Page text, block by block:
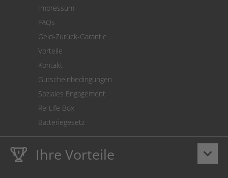
Cookie Einstellungen
Impressum
FAQs
Geld-Zurück-Garantie
Vorteile
Kontakt
Gutscheinbedingungen
Soziales Engagement
Re-Life Box
Batteriegesetz
keyboard_arrow_down
Ihre Vorteile